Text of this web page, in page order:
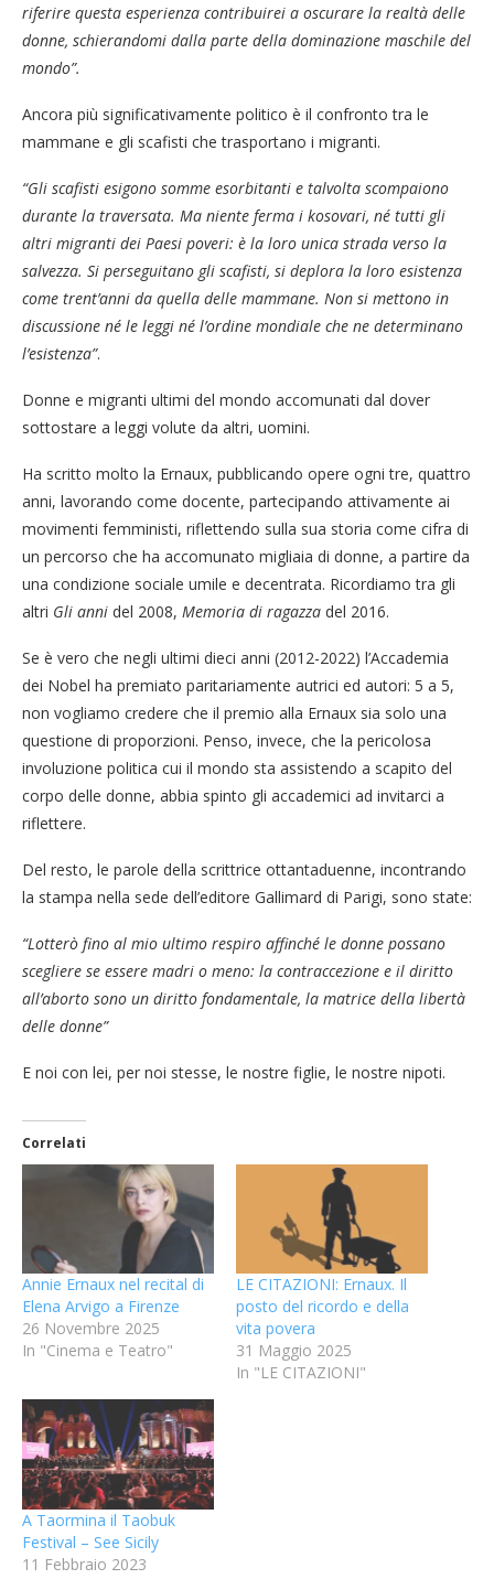
riferire questa esperienza contribuirei a oscurare la realtà delle
donne, schierandomi dalla parte della dominazione maschile del
mondo”.
Ancora più significativamente politico è il confronto tra le
mammane e gli scafisti che trasportano i migranti.
“Gli scafisti esigono somme esorbitanti e talvolta scompaiono
durante la traversata. Ma niente ferma i kosovari, né tutti gli
altri migranti dei Paesi poveri: è la loro unica strada verso la
salvezza. Si perseguitano gli scafisti, si deplora la loro esistenza
come trent’anni da quella delle mammane. Non si mettono in
discussione né le leggi né l’ordine mondiale che ne determinano
l’esistenza”.
Donne e migranti ultimi del mondo accomunati dal dover
sottostare a leggi volute da altri, uomini.
Ha scritto molto la Ernaux, pubblicando opere ogni tre, quattro
anni, lavorando come docente, partecipando attivamente ai
movimenti femministi, riflettendo sulla sua storia come cifra di
un percorso che ha accomunato migliaia di donne, a partire da
una condizione sociale umile e decentrata. Ricordiamo tra gli
altri Gli anni del 2008, Memoria di ragazza del 2016.
Se è vero che negli ultimi dieci anni (2012-2022) l’Accademia
dei Nobel ha premiato paritariamente autrici ed autori: 5 a 5,
non vogliamo credere che il premio alla Ernaux sia solo una
questione di proporzioni. Penso, invece, che la pericolosa
involuzione politica cui il mondo sta assistendo a scapito del
corpo delle donne, abbia spinto gli accademici ad invitarci a
riflettere.
Del resto, le parole della scrittrice ottantaduenne, incontrando
la stampa nella sede dell’editore Gallimard di Parigi, sono state:
“Lotterò fino al mio ultimo respiro affinché le donne possano
scegliere se essere madri o meno: la contraccezione e il diritto
all’aborto sono un diritto fondamentale, la matrice della libertà
delle donne”
E noi con lei, per noi stesse, le nostre figlie, le nostre nipoti.
Correlati
Annie Ernaux nel recital di
Elena Arvigo a Firenze
26 Novembre 2025
In "Cinema e Teatro"
LE CITAZIONI: Ernaux. Il
posto del ricordo e della
vita povera
31 Maggio 2025
In "LE CITAZIONI"
A Taormina il Taobuk
Festival – See Sicily
11 Febbraio 2023